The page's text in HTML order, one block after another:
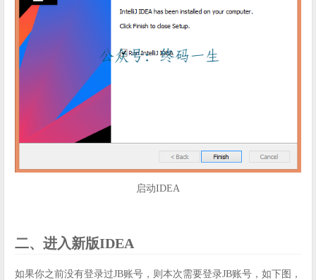
启动IDEA
二、进入新版IDEA
如果你之前没有登录过JB账号，则本次需要登录JB账号，如下图，